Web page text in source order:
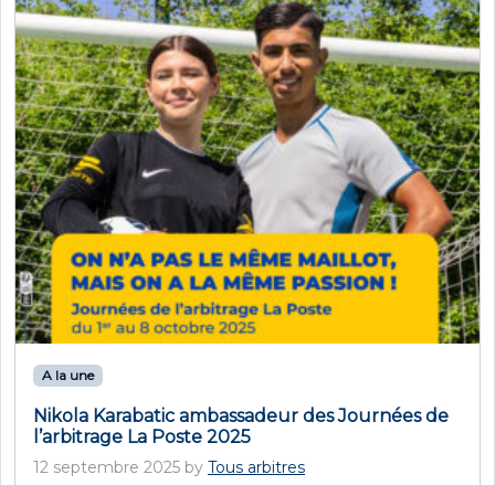
A la une
Nikola Karabatic ambassadeur des Journées de
l’arbitrage La Poste 2025
12 septembre 2025 by Tous arbitres